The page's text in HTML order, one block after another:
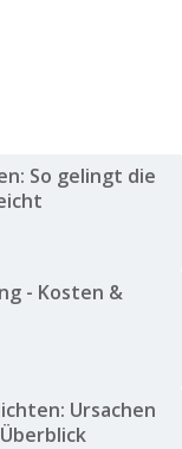
So gelingt die
- Kosten &
Ursachen